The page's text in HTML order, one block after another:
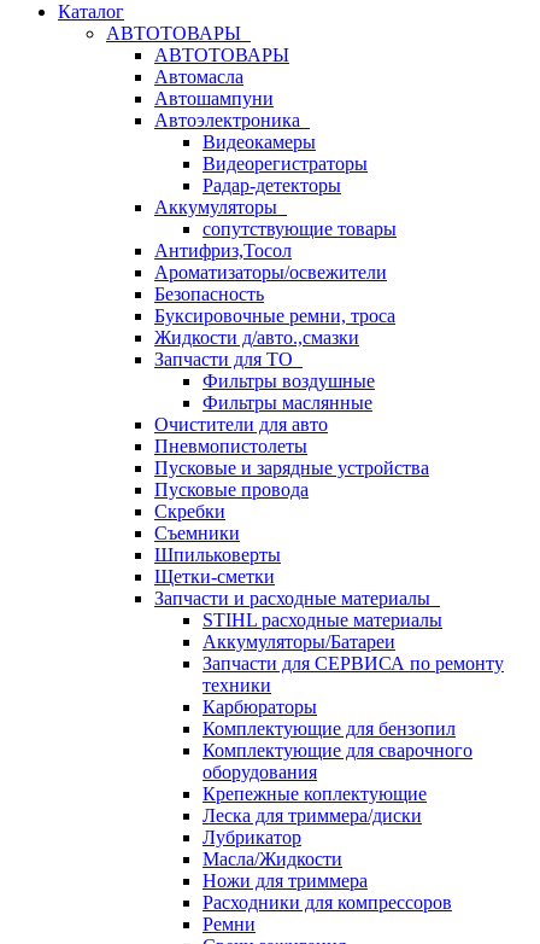
Каталог
АВТОТОВАРЫ
АВТОТОВАРЫ
Автомасла
Автошампуни
Автоэлектроника
Видеокамеры
Видеорегистраторы
Радар-детекторы
Аккумуляторы
сопутствующие товары
Антифриз,Тосол
Ароматизаторы/освежители
Безопасность
Буксировочные ремни, троса
Жидкости д/авто.,смазки
Запчасти для ТО
Фильтры воздушные
Фильтры маслянные
Очистители для авто
Пневмопистолеты
Пусковые и зарядные устройства
Пусковые провода
Скребки
Съемники
Шпильковерты
Щетки-сметки
Запчасти и расходные материалы
STIHL расходные материалы
Аккумуляторы/Батареи
Запчасти для СЕРВИСА по ремонту
техники
Карбюраторы
Комплектующие для бензопил
Комплектующие для сварочного
оборудования
Крепежные коплектующие
Леска для триммера/диски
Лубрикатор
Масла/Жидкости
Ножи для триммера
Расходники для компрессоров
Ремни